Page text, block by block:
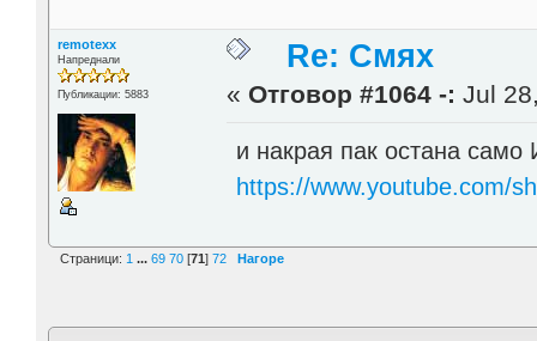
remotexx
Напреднали
Публикации: 5883
Re: Смях
« Отговор #1064 -: Jul
и накрая пак остана
https://www.youtube.com/
Страници: 1 ... 69 70 [71] 72 Нагоре